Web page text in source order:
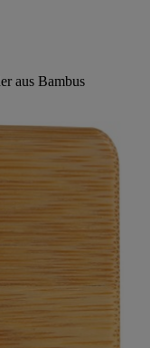
aus Bambus